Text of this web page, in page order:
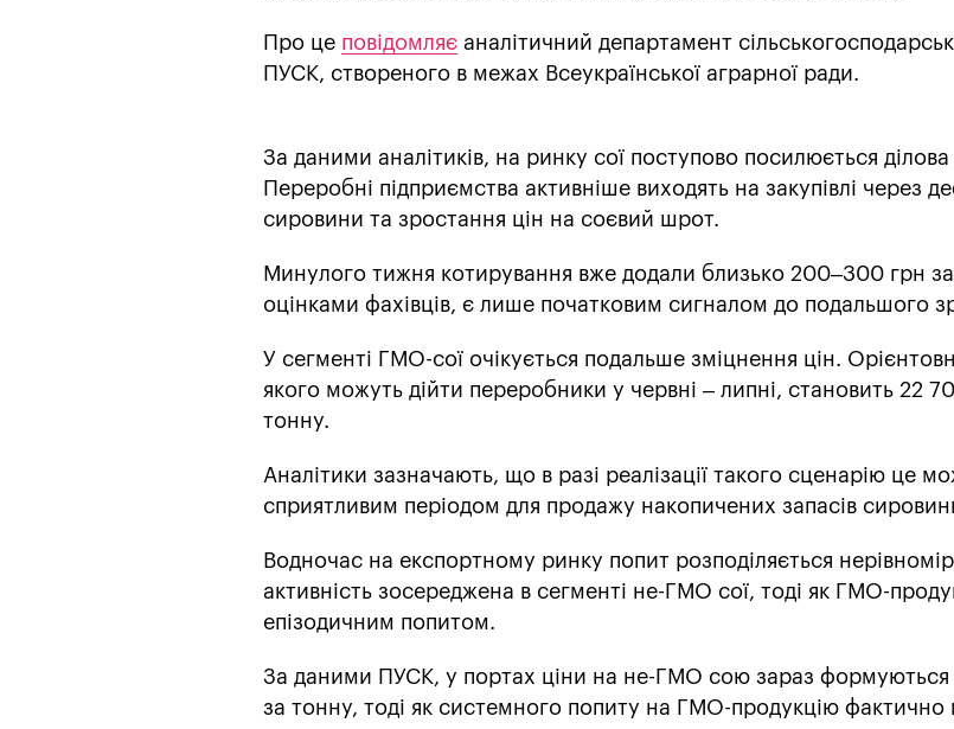
Про це повідомляє аналітичний департамент
ПУСК, створеного в межах Всеукраїнської аграрної ради.
За даними аналітиків, на ринку сої поступово посилюється ділова
Переробні підприємства активніше виходять на закупівлі через
сировини та зростання цін на соєвий шрот.
Минулого тижня котирування вже додали близько 200–300 грн
оцінками фахівців, є лише початковим сигналом до подальшого
У сегменті ГМО-сої очікується подальше зміцнення цін.
якого можуть дійти переробники у червні – липні, становить 22
тонну.
Аналітики зазначають, що в разі реалізації такого сценарію це
сприятливим періодом для продажу накопичених запасів
Водночас на експортному ринку попит розподіляється
активність зосереджена в сегменті не-ГМО сої, тоді як ГМО-
епізодичним попитом.
За даними ПУСК, у портах ціни на не-ГМО сою зараз формуються
за тонну, тоді як системного попиту на ГМО-продукцію фактично